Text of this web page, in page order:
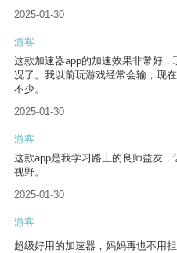
2025-01-30
游客
这款加速器app的加速效果非常好
况了。我以前玩游戏经常会输，现
不少。
2025-01-30
游客
这款app是我学习路上的良师益友
视野。
2025-01-30
游客
超级好用的加速器，妈妈再也不用